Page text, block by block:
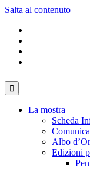
Salta al contenuto
La mostra
Scheda
Albo
Edizioni